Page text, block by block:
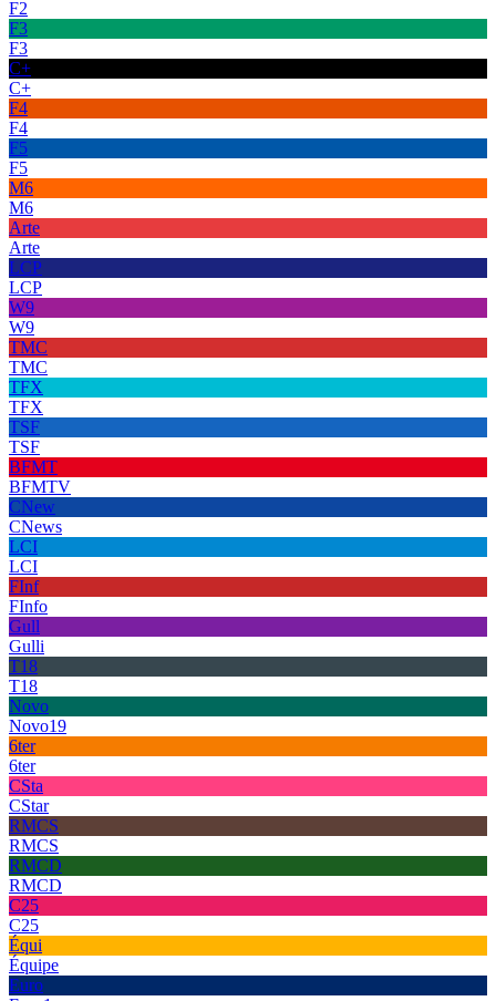
F2
F3
F3
C+
C+
F4
F4
F5
F5
M6
M6
Arte
Arte
LCP
LCP
W9
W9
TMC
TMC
TFX
TFX
TSF
TSF
BFMT
BFMTV
CNew
CNews
LCI
LCI
FInf
FInfo
Gull
Gulli
T18
T18
Novo
Novo19
6ter
6ter
CSta
CStar
RMCS
RMCS
RMCD
RMCD
C25
C25
Équi
Équipe
Euro